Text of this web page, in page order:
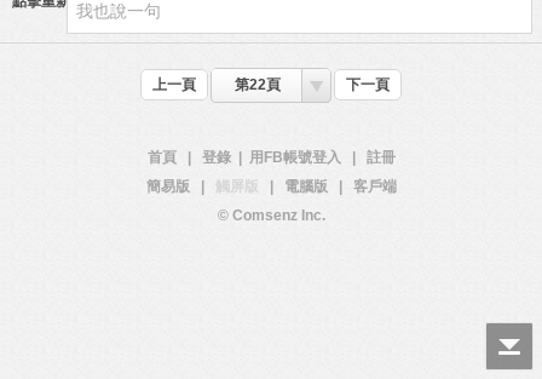
上一頁 第22頁 下一頁
首頁 登錄 用FB帳號登入
註冊
簡易版
觸屏版 電腦版
客戶端
© Comsenz Inc.